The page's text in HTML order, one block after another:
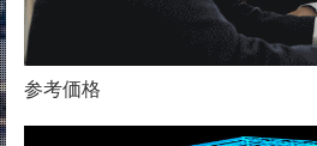
参考価格